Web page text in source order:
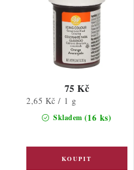
Skladem (16 ks)
75 Kč
Měrná
cena:
2,65 Kč / 1 g